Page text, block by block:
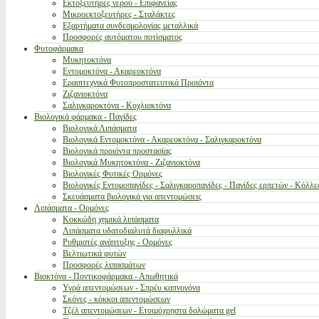
Εκτοξευτήρες νερού - Επιφανείας
Μικροεκτοξευτήρες - Σταλάκτες
Εξαρτήματα συνδεσμολογίας μεταλλικά
Προσφορές αυτόματου ποτίσματος
Φυτοφάρμακα
Μυκητοκτόνα
Εντομοκτόνα - Ακαρεοκτόνα
Ερασιτεχνικά Φυτοπροστατευτικά Προιόντα
Ζιζανιοκτόνα
Σαλιγκαροκτόνα - Κοχλιοκτόνα
Βιολογικά φάρμακα - Παγίδες
Βιολογικά Λιπάσματα
Βιολογικά Εντομοκτόνα - Ακαρεοκτόνα - Σαλιγκαροκτόνα
Βιολογικά προιόντα προστασίας
Βιολογικά Μυκητοκτόνα - Ζιζανιοκτόνα
Βιολογικές Φυτικές Ορμόνες
Βιολογικές Εντομοπαγίδες - Σαλιγκαροπαγίδες - Παγίδες ερπετών -
Σκευάσματα βιολογικά για απεντομώσεις
Λιπάσματα - Ορμόνες
Κοκκώδη χημικά λιπάσματα
Λιπάσματα υδατοδιαλυτά διαφυλλικά
Ρυθμιστές ανάπτυξης - Ορμόνες
Βελτιωτικά φυτών
Προσφορές λιπασμάτων
Βιοκτόνα - Ποντικοφάρμακα - Απωθητικά
Υγρά απεντομώσεων - Σπρέυ καπνογόνα
Σκόνες - κόκκοι απεντομώσεων
Τζέλ απεντομώσεων - Ετοιμόχρηστα δολώματα gel